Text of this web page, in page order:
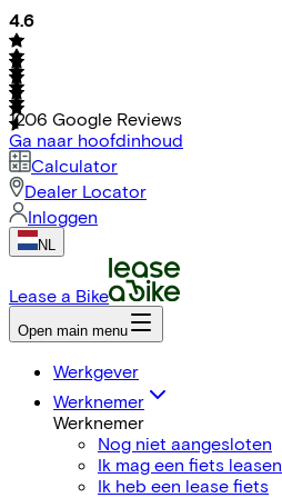
4.6
1206 Google Reviews
Ga naar hoofdinhoud
Calculator
Dealer Locator
Inloggen
NL
Lease a Bike
Open main menu
Werkgever
Werknemer
Werknemer
Nog niet aangesloten
Ik mag een fiets leasen
Ik heb een lease fiets